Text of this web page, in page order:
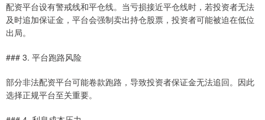
配资平台设有警戒线和平仓线。当亏损接近平仓线时，若投资者无法
及时追加保证金，平台会强制卖出持仓股票，投资者可能被迫在低位
出局。
### 3. 平台跑路风险
部分非法配资平台可能卷款跑路，导致投资者保证金无法追回。因此
选择正规平台至关重要。